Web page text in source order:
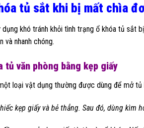
tủ sắt khi bị mất chìa
dụng khó tránh khỏi tình trạng ổ khóa tủ sắt
và nhanh chóng.
tủ văn phòng bằng kẹp giấy
loại vật dụng thường được dùng để mở
kẹp giấy và bẻ thẳng. Sau đó, dùng kìm